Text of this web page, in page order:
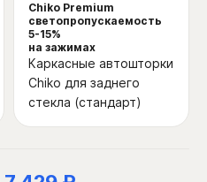
Chiko Premium
светопропускаемость
5-15%
на зажимах
Каркасные автошторки
Chiko для заднего
стекла (стандарт)